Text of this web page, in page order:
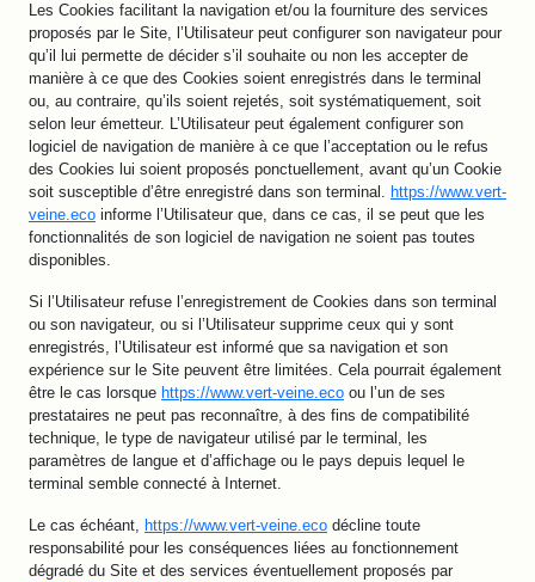
Les Cookies facilitant la navigation et/ou la fourniture des services
proposés par le Site, l’Utilisateur peut configurer son navigateur pour
qu’il lui permette de décider s’il souhaite ou non les accepter de
manière à ce que des Cookies soient enregistrés dans le terminal
ou, au contraire, qu’ils soient rejetés, soit systématiquement, soit
selon leur émetteur. L’Utilisateur peut également configurer son
logiciel de navigation de manière à ce que l’acceptation ou le refus
des Cookies lui soient proposés ponctuellement, avant qu’un Cookie
soit susceptible d’être enregistré dans son terminal. https://www.vert-
veine.eco informe l’Utilisateur que, dans ce cas, il se peut que les
fonctionnalités de son logiciel de navigation ne soient pas toutes
disponibles.
Si l’Utilisateur refuse l’enregistrement de Cookies dans son terminal
ou son navigateur, ou si l’Utilisateur supprime ceux qui y sont
enregistrés, l’Utilisateur est informé que sa navigation et son
expérience sur le Site peuvent être limitées. Cela pourrait également
être le cas lorsque https://www.vert-veine.eco ou l’un de ses
prestataires ne peut pas reconnaître, à des fins de compatibilité
technique, le type de navigateur utilisé par le terminal, les
paramètres de langue et d’affichage ou le pays depuis lequel le
terminal semble connecté à Internet.
Le cas échéant, https://www.vert-veine.eco décline toute
responsabilité pour les conséquences liées au fonctionnement
dégradé du Site et des services éventuellement proposés par